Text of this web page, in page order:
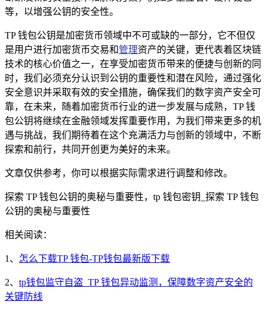
等，以增强公钥的安全性。
TP 钱包公钥是加密货币领域中不可或缺的一部分，它不但仅
是用户进行加密货币交易和管理资产的关键，更代表着区块链
技术的核心价值之一，在享受加密货币带来的便捷与创新的同
时，我们必须充分认识到公钥的重要性和潜在风险，通过强化
安全意识并采取有效的安全措施，确保我们的数字资产安全可
靠，在未来，随着加密货币行业的进一步发展与成熟，TP 钱
包公钥将继续在金融领域发挥重要作用，为我们带来更多的机
遇与挑战，我们期待着在这个充满活力与创新的领域中，不断
探索和前行，共同开创更为美好的未来。
文章仅供参考，你可以根据实际需求进行调整和修改。
探索 TP 钱包公钥的奥秘与重要性，tp 钱包密钥_探索 TP 钱包
公钥的奥秘与重要性
相关阅读：
1、 怎么下载TP 钱包-TP钱包最新版下载
2、 tp钱包监守自盗_TP 钱包异动监测，保障数字资产安全的
关键防线